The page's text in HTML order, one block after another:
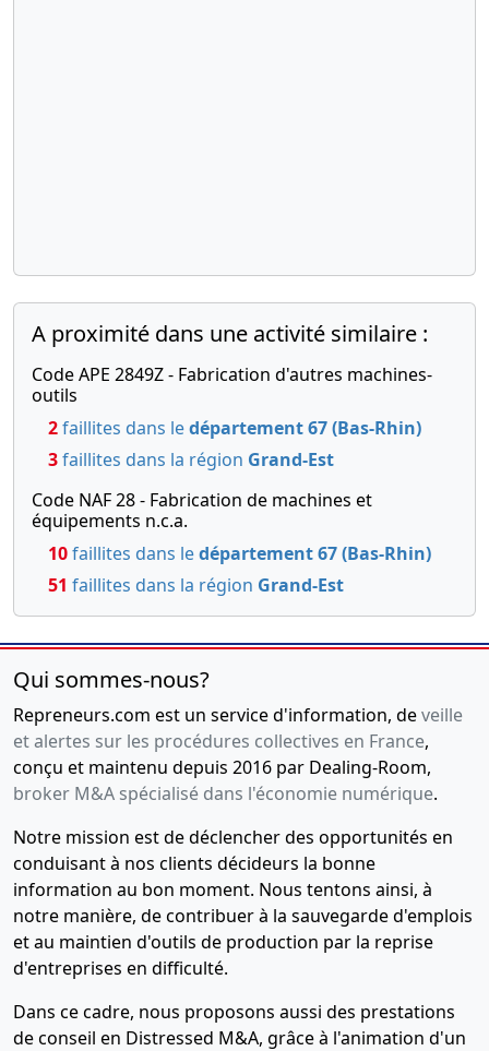
A proximité dans une activité similaire :
Code APE 2849Z - Fabrication d'autres machines-
outils
2faillites dans ledépartement 67 (Bas-Rhin)
3faillites dans la région Grand-Est
Code NAF 28 - Fabrication de machines et
équipements n.c.a.
10faillites dans ledépartement 67 (Bas-Rhin)
51 faillites dans la région Grand-Est
Qui sommes-nous?
Repreneurs.com est un service d'information, deveille
et alertes sur les procédures collectives en France,
conçu et maintenu depuis 2016 par Dealing-Room,
broker M&A spécialisé dans l'économie numérique.
Notre mission est de déclencher des opportunités en
conduisant à nos clients décideurs la bonne
information au bon moment. Nous tentons ainsi, à
notre manière, de contribuer à la sauvegarde d'emplois
et au maintien d'outils de production par la reprise
d'entreprises en difficulté.
Dans ce cadre, nous proposons aussi des prestations
de conseil en Distressed M&A, grâce à l'animation d'un